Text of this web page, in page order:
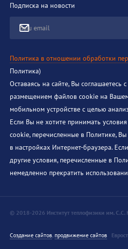
Подписка на новости
Ваш email
Политика в отношении обработки
Политика)
Оставаясь на сайте, Вы соглашаетесь
размещением файлов cookie на
мобильном устройстве с целью
Если Вы не хотите принимать
cookie, перечисленные в Политике,
в настройках Интернет-браузера.
другие условия, перечисленные в
немедленно прекратить
© 2018-2026 Институт теплофизики им. С.С.
Создание сайтов, продвижение сайтов